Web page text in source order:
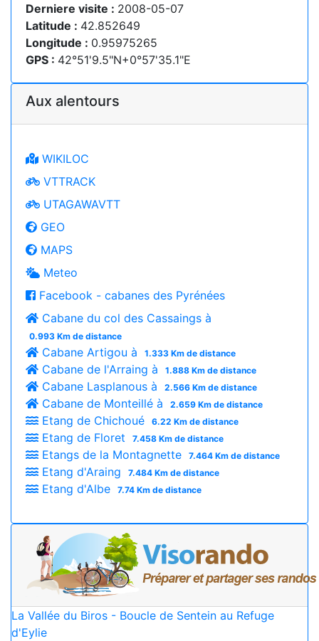
Derniere visite : 2008-05-07
Latitude : 42.852649
Longitude : 0.95975265
GPS : 42°51'9.5"N+0°57'35.1"E
Aux alentours
WIKILOC
VTTRACK
UTAGAWAVTT
GEO
MAPS
Meteo
Facebook - cabanes des Pyrénées
Cabane du col des Cassaings à
0.993 Km de distance
Cabane Artigou à 1.333 Km de distance
Cabane de l'Arraing à 1.888 Km de distance
Cabane Lasplanous à 2.566 Km de distance
Cabane de Monteillé à 2.659 Km de distance
Etang de Chichoué 6.22 Km de distance
Etang de Floret 7.458 Km de distance
Etangs de la Montagnette 7.464 Km de distance
Etang d'Araing 7.484 Km de distance
Etang d'Albe 7.74 Km de distance
La Vallée du Biros - Boucle de Sentein au Refuge
d'Eylie